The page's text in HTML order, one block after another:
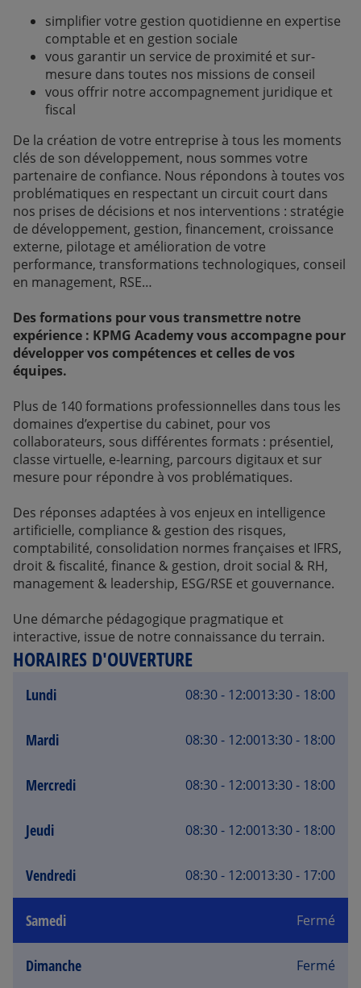
simplifier votre gestion quotidienne en expertise
comptable et en gestion sociale
vous garantir un service de proximité et sur-
mesure dans toutes nos missions de conseil
vous offrir notre accompagnement juridique et
fiscal
De la création de votre entreprise à tous les moments
clés de son développement, nous sommes votre
partenaire de confiance. Nous répondons à toutes vos
problématiques en respectant un circuit court dans
nos prises de décisions et nos interventions : stratégie
de développement, gestion, financement, croissance
externe, pilotage et amélioration de votre
performance, transformations technologiques, conseil
en management, RSE…
Des formations pour vous transmettre notre
expérience : KPMG Academy vous accompagne pour
développer vos compétences et celles de vos
équipes.
Plus de 140 formations professionnelles dans tous les
domaines d’expertise du cabinet, pour vos
collaborateurs, sous différentes formats : présentiel,
classe virtuelle, e-learning, parcours digitaux et sur
mesure pour répondre à vos problématiques.
Des réponses adaptées à vos enjeux en intelligence
artificielle, compliance & gestion des risques,
comptabilité, consolidation normes françaises et IFRS,
droit & fiscalité, finance & gestion, droit social & RH,
management & leadership, ESG/RSE et gouvernance.
Une démarche pédagogique pragmatique et
interactive, issue de notre connaissance du terrain.
HORAIRES D'OUVERTURE
Lundi 08:30 - 12:0013:30 - 18:00
Mardi 08:30 - 12:0013:30 - 18:00
Mercredi 08:30 - 12:0013:30 - 18:00
Jeudi 08:30 - 12:0013:30 - 18:00
Vendredi 08:30 - 12:0013:30 - 17:00
Samedi Fermé
Dimanche Fermé